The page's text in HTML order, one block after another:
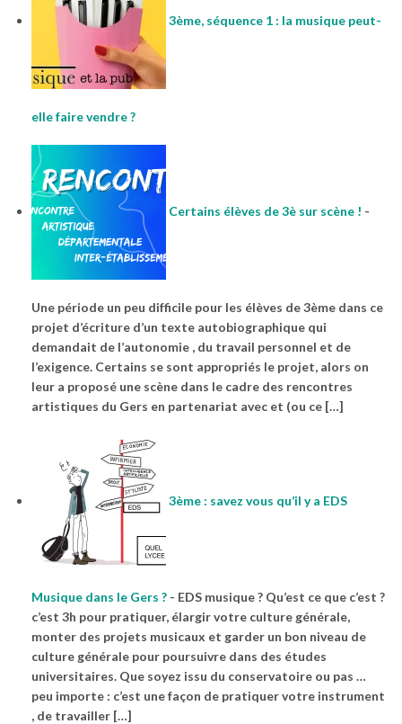
3ème, séquence 1 : la musique peut-
elle faire vendre ?
Certains élèves de 3è sur scène ! -
Une période un peu difficile pour les élèves de 3ème dans ce
projet d’écriture d’un texte autobiographique qui
demandait de l’autonomie , du travail personnel et de
l’exigence. Certains se sont appropriés le projet, alors on
leur a proposé une scène dans le cadre des rencontres
artistiques du Gers en partenariat avec et (ou ce […]
3ème : savez vous qu’il y a EDS
Musique dans le Gers ? - EDS musique ? Qu’est ce que c’est ?
c’est 3h pour pratiquer, élargir votre culture générale,
monter des projets musicaux et garder un bon niveau de
culture générale pour poursuivre dans des études
universitaires. Que soyez issu du conservatoire ou pas …
peu importe : c’est une façon de pratiquer votre instrument
, de travailler […]